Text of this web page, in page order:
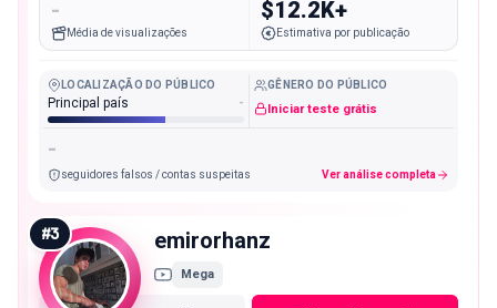
-
Média de visualizações
$12.2K+
Estimativa por publicação
LOCALIZAÇÃO DO PÚBLICO
Principal país -
GÊNERO DO PÚBLICO
Iniciar teste grátis
-
seguidores falsos / contas suspeitas Ver análise completa
#3 emirorhanz
Mega